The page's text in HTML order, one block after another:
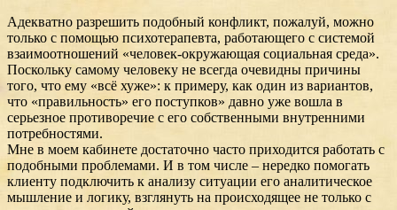
Адекватно разрешить подобный конфликт, пожалуй, можно
только с помощью психотерапевта, работающего с системой
взаимоотношений «человек-окружающая социальная среда».
Поскольку самому человеку не всегда очевидны причины
того, что ему «всё хуже»: к примеру, как один из вариантов,
что «правильность» его поступков» давно уже вошла в
серьезное противоречие с его собственными внутренними
потребностями.
Мне в моем кабинете достаточно часто приходится работать с
подобными проблемами. И в том числе – нередко помогать
клиенту подключить к анализу ситуации его аналитическое
мышление и логику, взглянуть на происходящее не только с